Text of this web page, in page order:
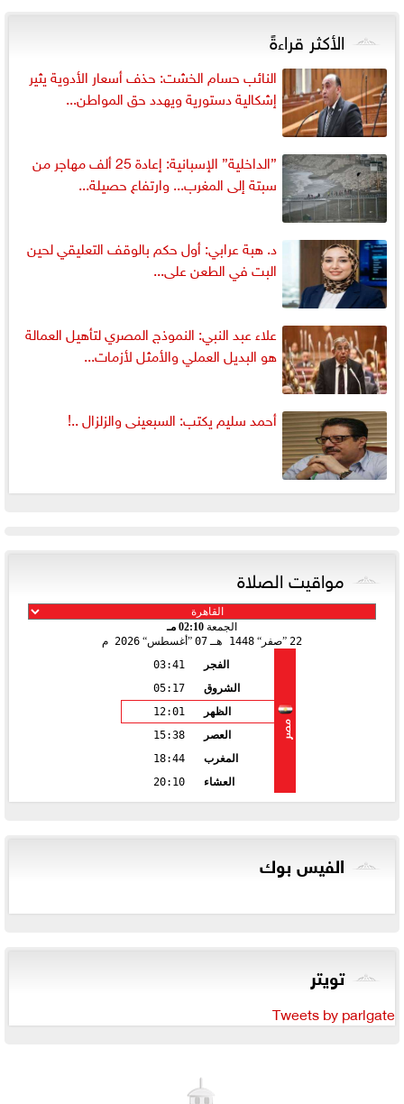
الأكثر قراءةً
النائب حسام الخشت: حذف أسعار الأدوية يثير
إشكالية دستورية ويهدد حق المواطن...
”الداخلية” الإسبانية: إعادة 25 ألف مهاجر من
سبتة إلى المغرب... وارتفاع حصيلة...
د. هبة عرابي: أول حكم بالوقف التعليقي لحين
البت في الطعن على...
علاء عبد النبي: النموذج المصري لتأهيل العمالة
هو البديل العملي والأمثل لأزمات...
أحمد سليم يكتب: السبعينى والزلزال ..!
مواقيت الصلاة
الجمعة 02:10 مـ
22 صفر 1448 هـ 07 أغسطس 2026 م
مصر
الفجر
03:41
الشروق
05:17
الظهر
12:01
العصر
15:38
المغرب
18:44
العشاء
20:10
الفيس بوك
تويتر
Tweets by parlgate